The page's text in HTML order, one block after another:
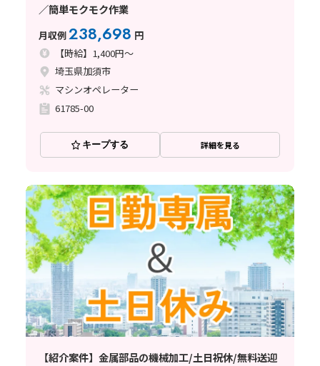
／簡単モクモク作業
月収例238,698 円
【時給】1,400円～
埼玉県加須市
マシンオペレーター
61785-00
キープする 詳細を見る
【紹介案件】金属部品の機械加工/土日祝休/無料送迎